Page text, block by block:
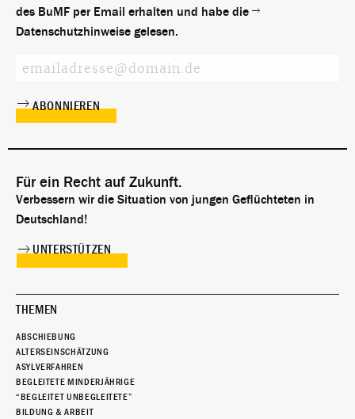
des BuMF per Email erhalten und habe die
Datenschutzhinweise gelesen.
Für ein Recht auf Zukunft.
Verbessern wir die Situation von jungen Geflüchteten in
Deutschland!
UNTERSTÜTZEN
THEMEN
ABSCHIEBUNG
ALTERSEINSCHÄTZUNG
ASYLVERFAHREN
BEGLEITETE MINDERJÄHRIGE
“BEGLEITET UNBEGLEITETE”
BILDUNG & ARBEIT